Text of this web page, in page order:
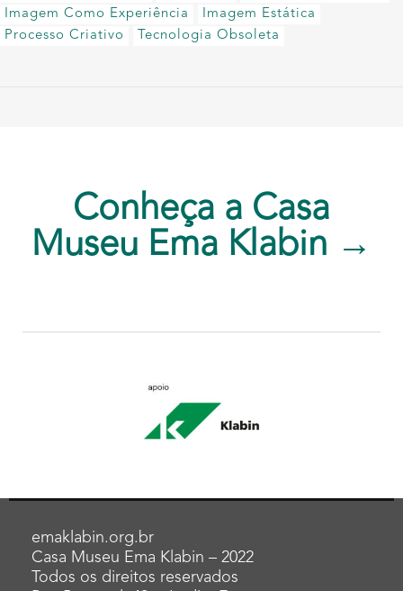
Imagem Como Experiência
Imagem Estática
Processo Criativo
Tecnologia Obsoleta
Conheça a Casa
Museu Ema Klabin →
emaklabin.org.br
Casa Museu Ema Klabin – 2022
Todos os direitos reservados